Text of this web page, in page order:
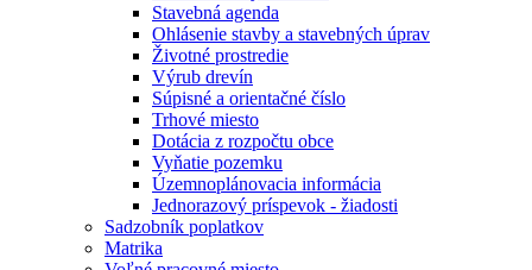
Stavebná agenda
Ohlásenie stavby a stavebných úprav
Životné prostredie
Výrub drevín
Súpisné a orientačné číslo
Trhové miesto
Dotácia z rozpočtu obce
Vyňatie pozemku
Územnoplánovacia informácia
Jednorazový príspevok - žiadosti
Sadzobník poplatkov
Matrika